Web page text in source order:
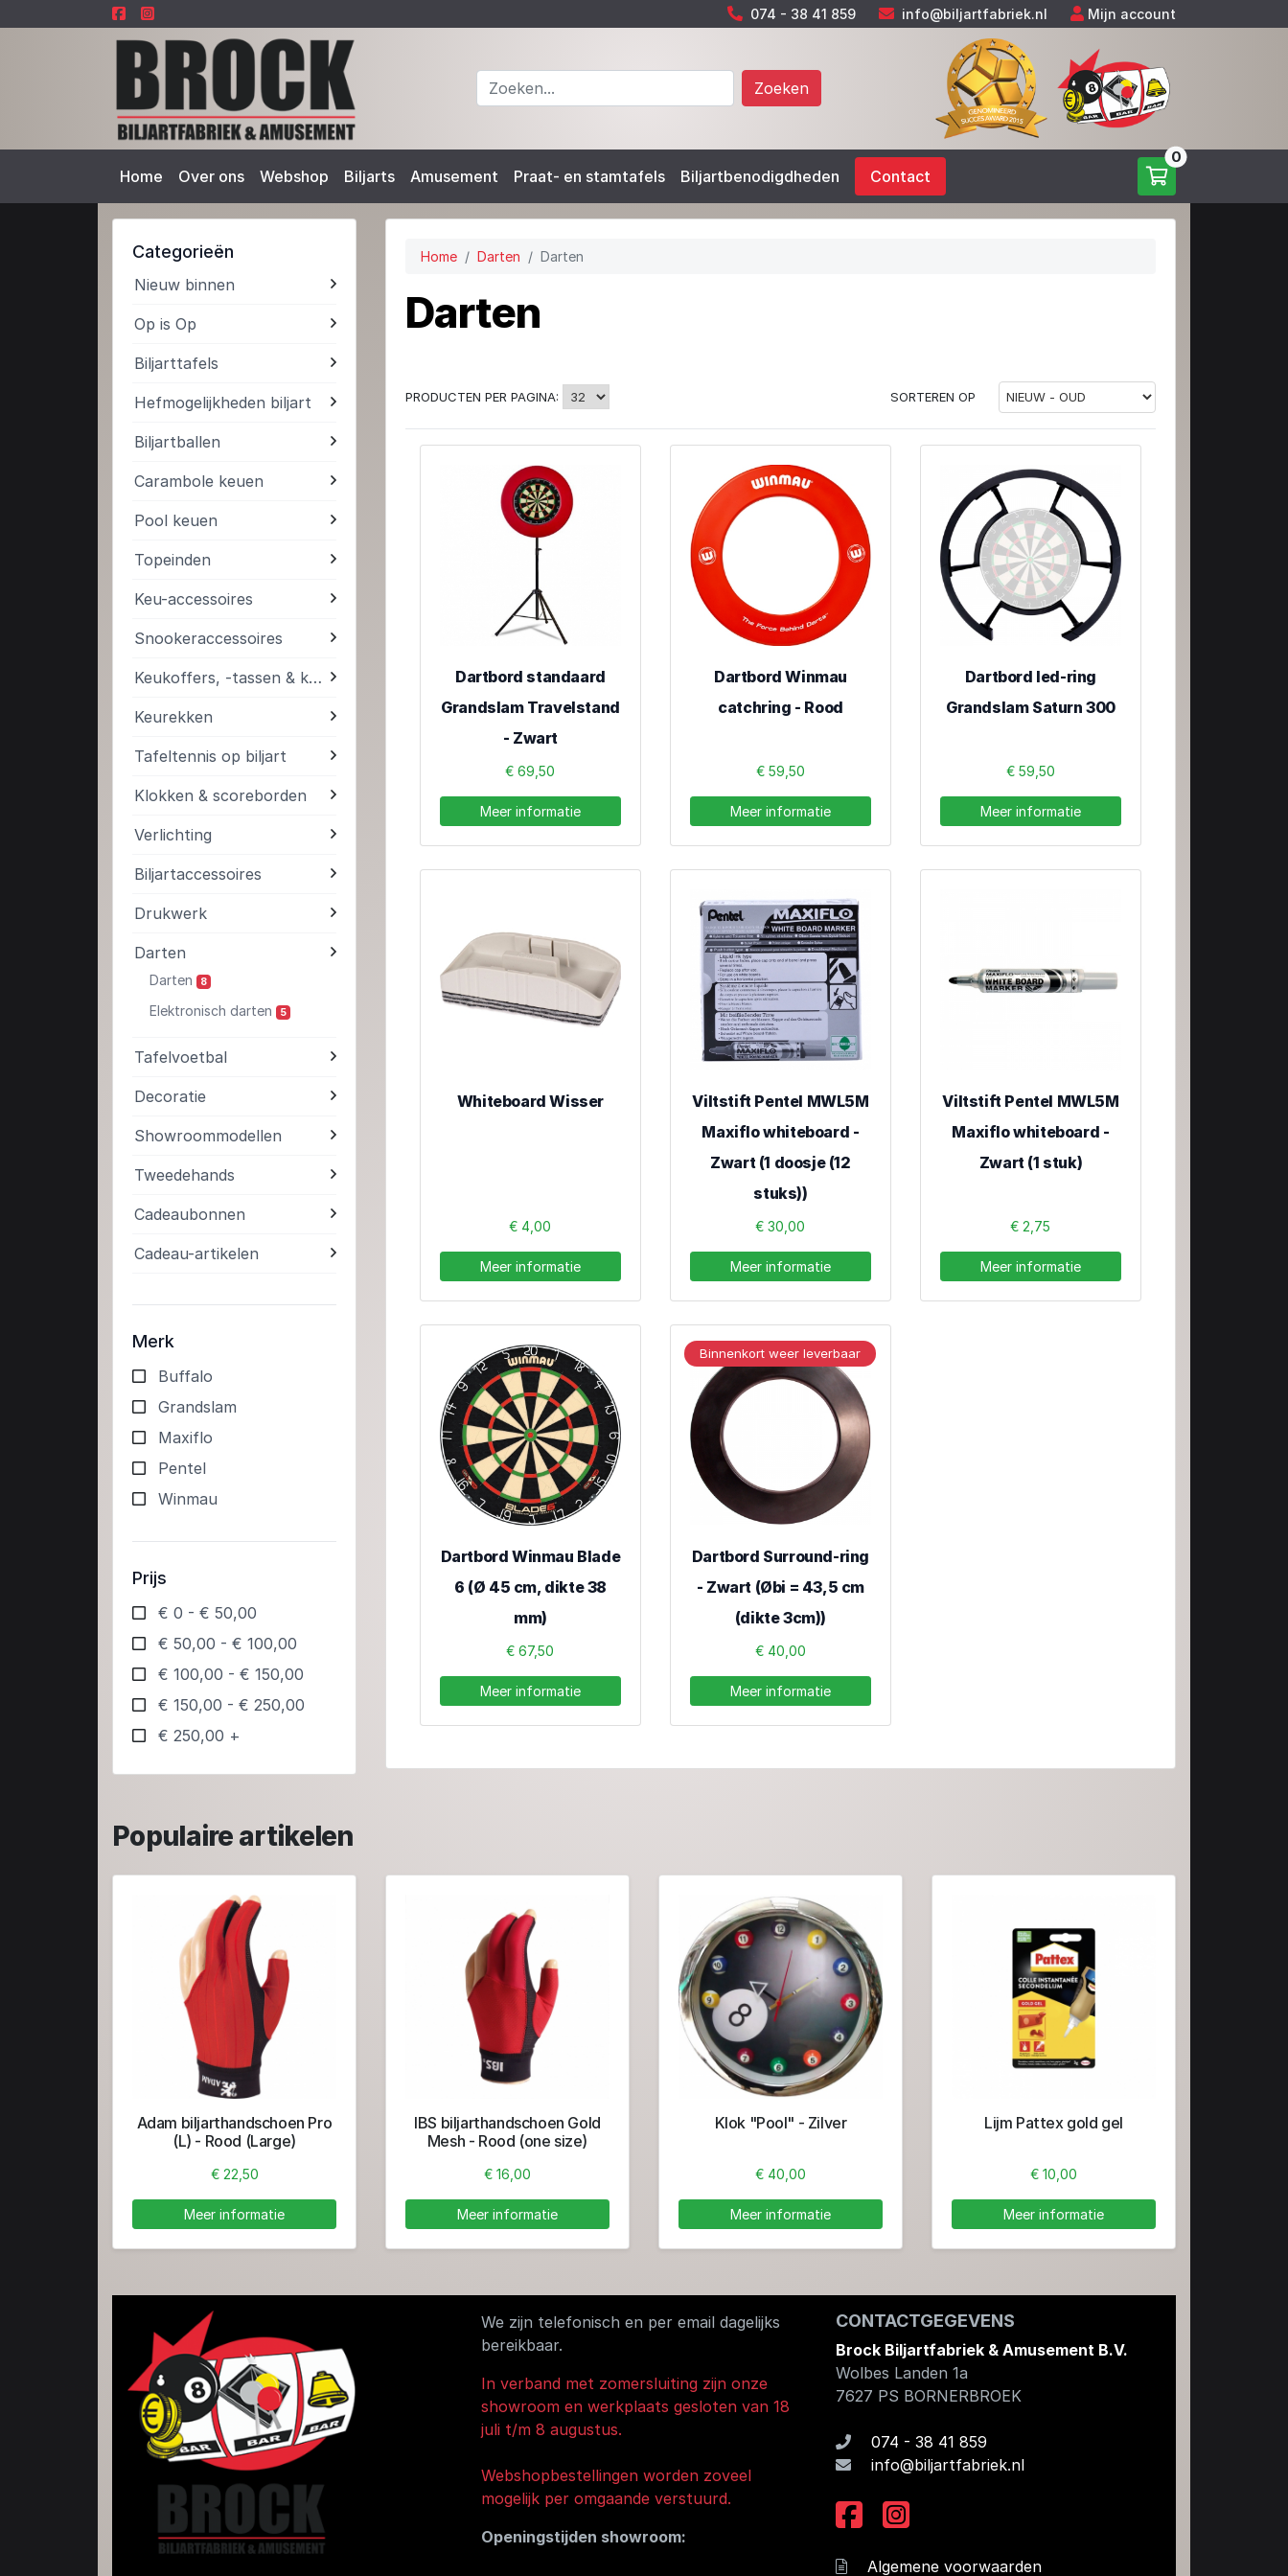
074 - 38 41 859 info@biljartfabriek.nl Mijn account
Zoeken
Home Over ons Webshop Biljarts Amusement Praat- en stamtafels Biljartbenodigdheden Contact
0
Categorieën
Nieuw binnen
Op is Op
Biljarttafels
Hefmogelijkheden biljart
Biljartballen
Carambole keuen
Pool keuen
Topeinden
Keu-accessoires
Snookeraccessoires
Keukoffers, -tassen & kokers
Keurekken
Tafeltennis op biljart
Klokken & scoreborden
Verlichting
Biljartaccessoires
Drukwerk
Darten
Darten 8
Elektronisch darten 5
Tafelvoetbal
Decoratie
Showroommodellen
Tweedehands
Cadeaubonnen
Cadeau-artikelen
Merk
Buffalo
Grandslam
Maxiflo
Pentel
Winmau
Prijs
€ 0 - € 50,00
€ 50,00 - € 100,00
€ 100,00 - € 150,00
€ 150,00 - € 250,00
€ 250,00 +
Home Darten Darten
Darten
PRODUCTEN PER PAGINA: SORTEREN OP
Dartbord standaard
Grandslam Travelstand
- Zwart
€ 69,50
Meer informatie
Dartbord Winmau
catchring - Rood
€ 59,50
Meer informatie
Dartbord led-ring
Grandslam Saturn 300
€ 59,50
Meer informatie
Whiteboard Wisser
€ 4,00
Meer informatie
Viltstift Pentel MWL5M
Maxiflo whiteboard -
Zwart (1 doosje (12
stuks))
€ 30,00
Meer informatie
Viltstift Pentel MWL5M
Maxiflo whiteboard -
Zwart (1 stuk)
€ 2,75
Meer informatie
Dartbord Winmau Blade
6 (Ø 45 cm, dikte 38
mm)
€ 67,50
Meer informatie
Binnenkort weer leverbaar
Dartbord Surround-ring
- Zwart (Øbi = 43,5 cm
(dikte 3cm))
€ 40,00
Meer informatie
Populaire artikelen
Adam biljarthandschoen Pro
(L) - Rood (Large)
€ 22,50
Meer informatie
IBS biljarthandschoen Gold
Mesh - Rood (one size)
€ 16,00
Meer informatie
Klok "Pool" - Zilver
€ 40,00
Meer informatie
Lijm Pattex gold gel
€ 10,00
Meer informatie
We zijn telefonisch en per email dagelijks
bereikbaar.
In verband met zomersluiting zijn onze
showroom en werkplaats gesloten van 18
juli t/m 8 augustus.
Webshopbestellingen worden zoveel
mogelijk per omgaande verstuurd.
Openingstijden showroom:
CONTACTGEGEVENS
Brock Biljartfabriek & Amusement B.V.
Wolbes Landen 1a
7627 PS BORNERBROEK
074 - 38 41 859
info@biljartfabriek.nl
Algemene voorwaarden